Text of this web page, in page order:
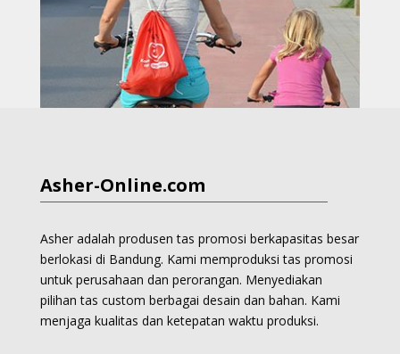
Asher-Online.com
Asher adalah produsen tas promosi berkapasitas besar
berlokasi di Bandung. Kami memproduksitas promosi
untuk perusahaan dan perorangan. Menyediakan
pilihan tas custom berbagai desain dan bahan. Kami
menjaga kualitas dan ketepatan waktu produksi.